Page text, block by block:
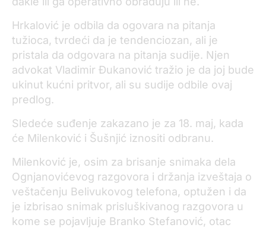
Hrkalović je odbila da ogovara na pitanja
tužioca, tvrdeći da je tendenciozan, ali je
pristala da odgovara na pitanja sudije. Njen
advokat Vladimir Đukanović tražio je da joj bude
ukinut kućni pritvor, ali su sudije odbile ovaj
predlog.
Sledeće suđenje zakazano je za 18. maj, kada
će Milenković i Šušnjić iznositi odbranu.
Milenković je, osim za brisanje snimaka dela
Ognjanovićevog razgovora i držanja izveštaja o
veštačenju Belivukovog telefona, optužen i da
je izbrisao snimak prisluškivanog razgovora u
kome se pojavljuje Branko Stefanović, otac